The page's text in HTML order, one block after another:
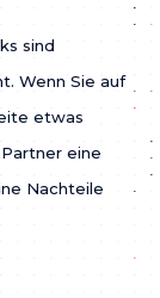
sind
Wenn Sie auf
etwas
eine
Nachteile